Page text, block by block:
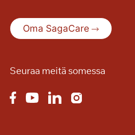
Oma SagaCare
Seuraa meitä somessa